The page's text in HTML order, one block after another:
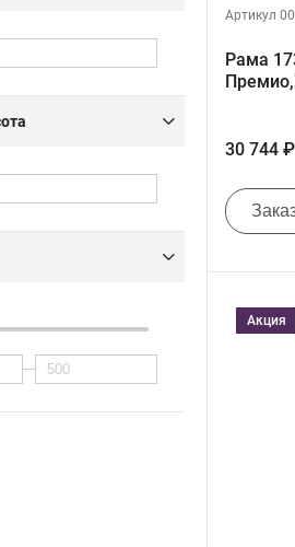
Артикул
Рама
30 744 ₽
Акция